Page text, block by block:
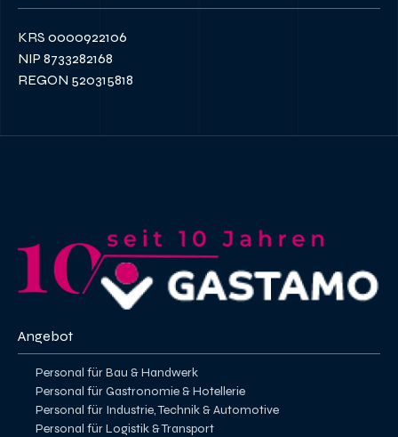
KRS 0000922106
NIP 8733282168
REGON 520315818
Angebot
Personal für Bau & Handwerk
Personal für Gastronomie & Hotellerie
Personal für Industrie, Technik & Automotive
Personal für Logistik & Transport